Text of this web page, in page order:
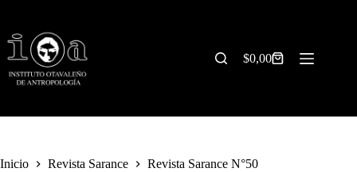
contenido
Carrito
$0,00
Inicio Revista Sarance Revista Sarance N°50